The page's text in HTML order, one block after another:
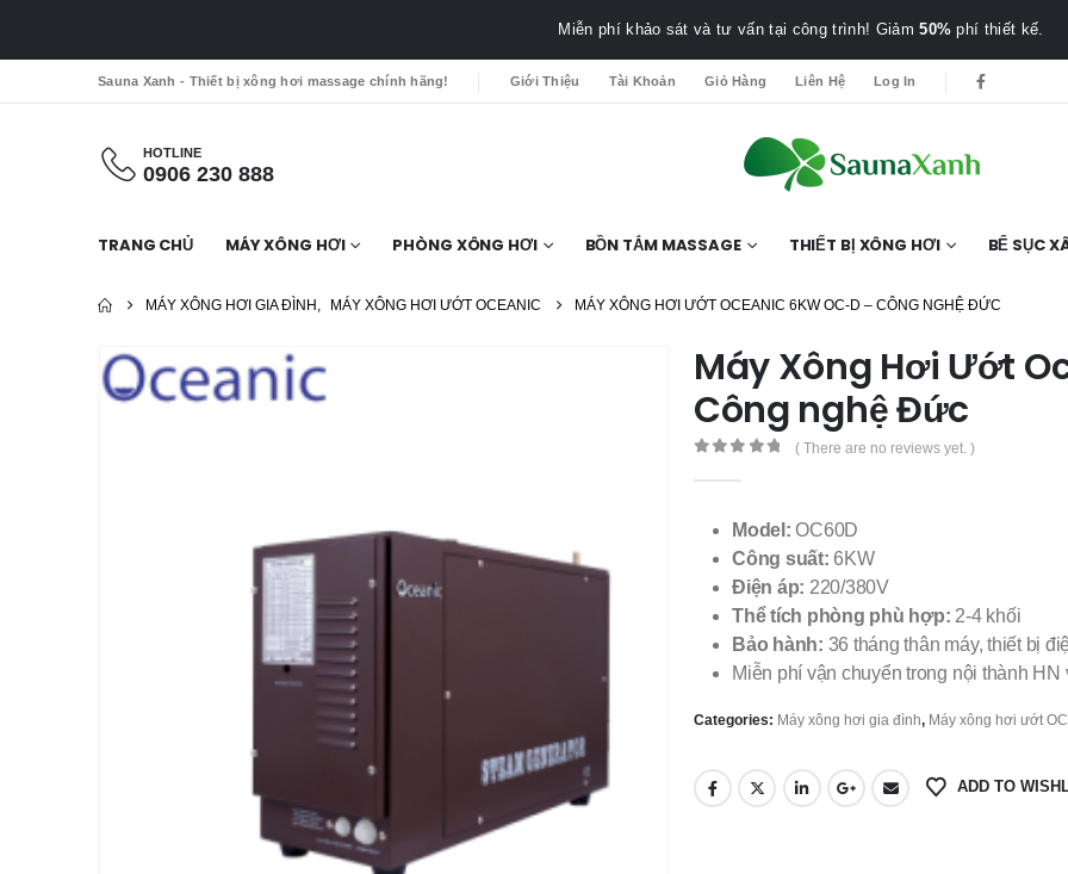
Miễn phí khảo sát và tư vấn tại công trình! Giảm50% phí thiết kế.
Sauna Xanh - Thiết bị xông hơi massage chính hãng! Giới Thiệu Tài Khoản Giỏ Hàng Liên Hệ Log In
HOTLINE
0906 230 888
TRANG CHỦ MÁY XÔNG HƠI PHÒNG XÔNG HƠI BỒN TẮM MASSAGE THIẾT BỊ XÔNG HƠI BỂ SỤC
MÁY XÔNG HƠI GIA ĐÌNH , MÁY XÔNG HƠI ƯỚT OCEANIC MÁY XÔNG HƠI ƯỚT OCEANIC 6KW OC-D – CÔNG NGHỆ ĐỨC
Máy Xông Hơi Ướt
Công nghệ Đức
( There are no reviews yet. )
Model: OC60D
Công suất: 6KW
Điện áp: 220/380V
Thể tích phòng phù hợp: 2-4 khối
Bảo hành: 36 tháng thân máy, thiết bị
Miễn phí vận chuyển trong nội thành HN
Categories: Máy xông hơi gia đình, Máy xông hơi ướt
ADD TO